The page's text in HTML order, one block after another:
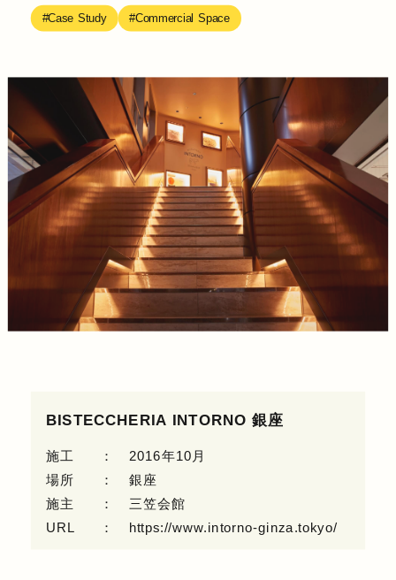
Case Study Commercial Space
BISTECCHERIA INTORNO 銀座
施工
2016年10月
場所
銀座
施主
三笠会館
URL
https://www.intorno-ginza.tokyo/